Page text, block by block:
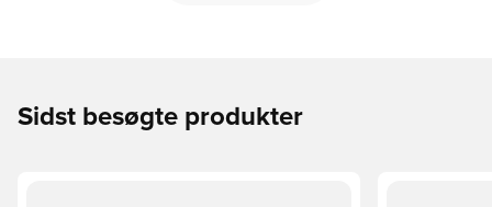
Sidst besøgte produkter